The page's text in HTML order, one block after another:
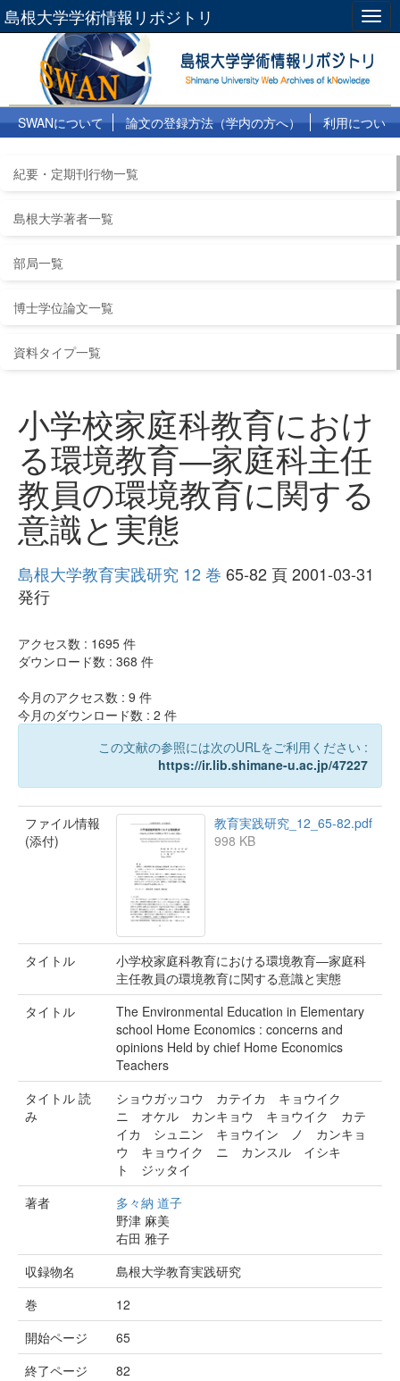
島根大学学術情報リポジトリ
SWANについて 論文の登録方法（学内の方へ）
利用につい
紀要・定期刊行物一覧
島根大学著者一覧
部局一覧
博士学位論文一覧
資料タイプ一覧
小学校家庭科教育におけ
る環境教育―家庭科主任
教員の環境教育に関する
意識と実態
島根大学教育実践研究 12 巻 65-82 頁 2001-03-31
発行
アクセス数 : 1695 件
ダウンロード数 : 368 件
今月のアクセス数 : 9 件
今月のダウンロード数 : 2 件
この文献の参照には次のURLをご利用ください :
https://ir.lib.shimane-u.ac.jp/47227
ファイル情報
(添付)
教育実践研究_12_65-82.pdf
998 KB
タイトル
小学校家庭科教育における環境教育―家庭科
主任教員の環境教育に関する意識と実態
タイトル
The Environmental Education in Elementary
school Home Economics : concerns and
opinions Held by chief Home Economics
Teachers
タイトル 読
み
ショウガッコウ カテイカ キョウイク
ニ オケル カンキョウ キョウイク カテ
イカ シュニン キョウイン ノ カンキョ
ウ キョウイク ニ カンスル イシキ
ト ジッタイ
著者
多々納 道子
野津 麻美
右田 雅子
収録物名
島根大学教育実践研究
巻
12
開始ページ
65
終了ページ
82